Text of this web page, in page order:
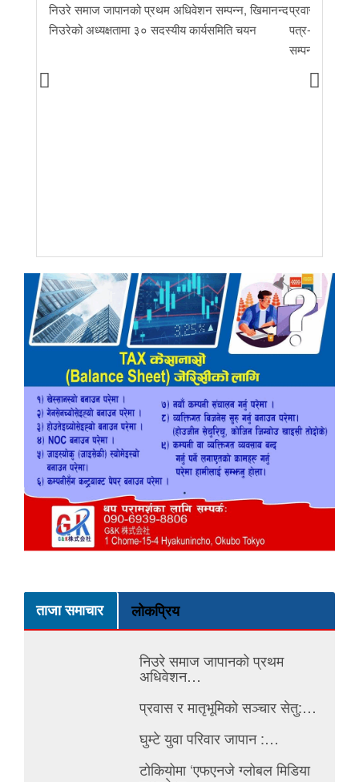
निउरे समाज जापानको प्रथम अधिवेशन सम्पन्न, खिमानन्द
निउरेको अध्यक्षतामा ३० सदस्यीय कार्यसमिति चयन
प्रवास र
पत्र-२०२६
सम्पन्न
ताजा समाचार लोकप्रिय
निउरे समाज जापानको प्रथम
अधिवेशन…
प्रवास र मातृभूमिको सञ्चार सेतु:…
घुम्टे युवा परिवार जापान :…
टोकियोमा ‘एफएनजे ग्लोबल मिडिया